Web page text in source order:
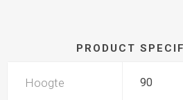
PRODUCT
Hoogte 90